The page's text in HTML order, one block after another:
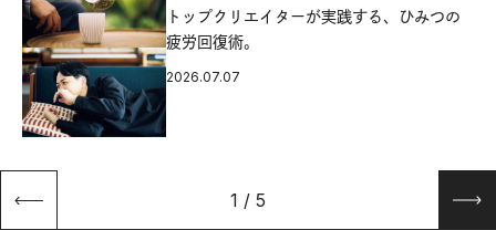
トップクリエイターが実践する、ひみつの
疲労回復術。
2026.07.07
1 / 5